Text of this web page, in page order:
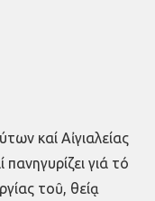
καί Αἰγιαλείας
γιά τό
τοῦ, θείᾳ